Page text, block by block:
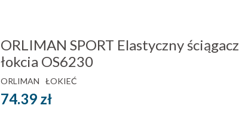
ORLIMAN SPORT Elastyczny ściągacz
łokcia OS6230
ORLIMAN ŁOKIEĆ
74.39 zł